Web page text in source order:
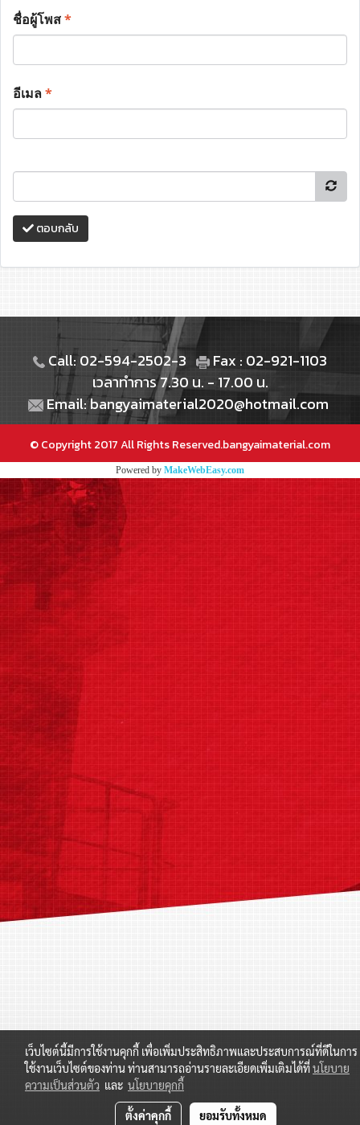
ชื่อผู้โพส*
อีเมล*
ตอบกลับ
Call: 02-594-2502-3
Fax : 02-921-1103
เวลาทำการ 7.30 น. - 17.00 น.
Email: bangyaimaterial2020@hotmail.com
© Copyright 2017 All Rights Reserved.bangyaimaterial.com
Powered by MakeWebEasy.com
เว็บไซต์นี้มีการใช้งานคุกกี้ เพื่อเพิ่มประสิทธิภาพและประสบการณ์ที่ดีในการ
ใช้งานเว็บไซต์ของท่าน ท่านสามารถอ่านรายละเอียดเพิ่มเติมได้ที่นโยบาย
ความเป็นส่วนตัว และ นโยบายคุกกี้
ตั้งค่าคุกกี้ ยอมรับทั้งหมด